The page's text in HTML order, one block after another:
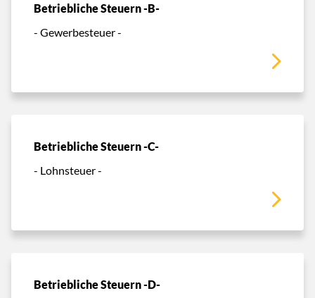
Betriebliche Steuern -B-
- Gewerbesteuer -
Betriebliche Steuern -C-
- Lohnsteuer -
Betriebliche Steuern -D-